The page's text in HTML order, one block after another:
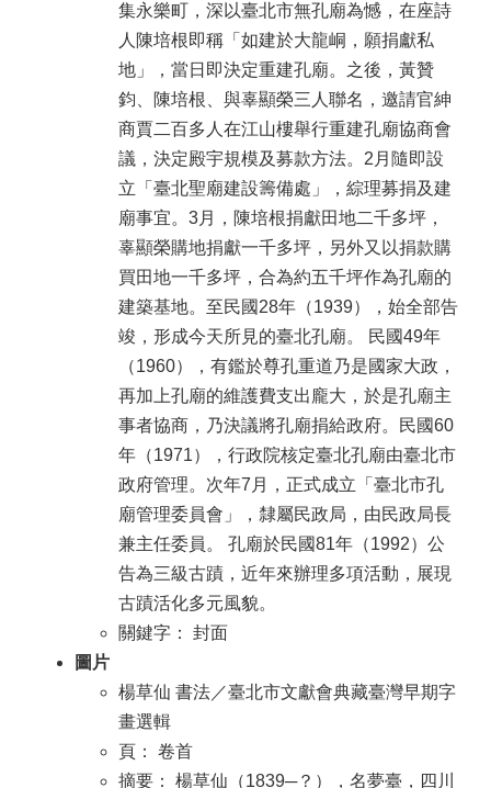
集永樂町，深以臺北市無孔廟為憾，在座詩
人陳培根即稱「如建於大龍峒，願捐獻私
地」，當日即決定重建孔廟。之後，黃贊
鈞、陳培根、與辜顯榮三人聯名，邀請官紳
商賈二百多人在江山樓舉行重建孔廟協商會
議，決定殿宇規模及募款方法。2月隨即設
立「臺北聖廟建設籌備處」，綜理募捐及建
廟事宜。3月，陳培根捐獻田地二千多坪，
辜顯榮購地捐獻一千多坪，另外又以捐款購
買田地一千多坪，合為約五千坪作為孔廟的
建築基地。至民國28年（1939），始全部告
竣，形成今天所見的臺北孔廟。 民國49年
（1960），有鑑於尊孔重道乃是國家大政，
再加上孔廟的維護費支出龐大，於是孔廟主
事者協商，乃決議將孔廟捐給政府。民國60
年（1971），行政院核定臺北孔廟由臺北市
政府管理。次年7月，正式成立「臺北市孔
廟管理委員會」，隸屬民政局，由民政局長
兼主任委員。 孔廟於民國81年（1992）公
告為三級古蹟，近年來辦理多項活動，展現
古蹟活化多元風貌。
關鍵字： 封面
圖片
楊草仙 書法／臺北市文獻會典藏臺灣早期字
畫選輯
頁： 卷首
摘要： 楊草仙（1839─？），名夢臺，四川